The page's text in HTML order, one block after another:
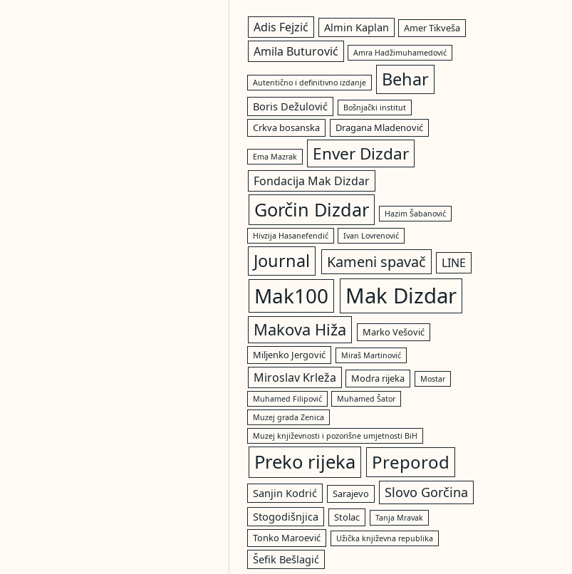
Adis Fejzić Almin Kaplan Amer Tikveša
Amila Buturović Amra Hadžimuhamedović
Autentično i definitivno izdanje Behar
Boris Dežulović Bošnjački institut
Crkva bosanska Dragana Mladenović
Ema Mazrak Enver Dizdar
Fondacija Mak Dizdar
Gorčin Dizdar Hazim Šabanović
Hivzija Hasanefendić Ivan Lovrenović
Journal Kameni spavač LINE
Mak100 Mak Dizdar
Makova Hiža
Marko Vešović
Miljenko Jergović
Miraš Martinović
Miroslav Krleža Modra rijeka
Mostar
Muhamed Filipović
Muhamed Šator
Muzej grada Zenica
Muzej književnosti i pozorišne umjetnosti BiH
Preko rijeka Preporod
Sanjin Kodrić Sarajevo Slovo Gorčina
Stogodišnjica Stolac Tanja Mravak
Tonko Maroević Užička književna republika
Šefik Bešlagić